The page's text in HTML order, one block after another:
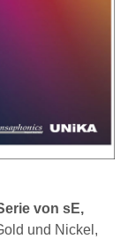
von sE,
und Nickel,